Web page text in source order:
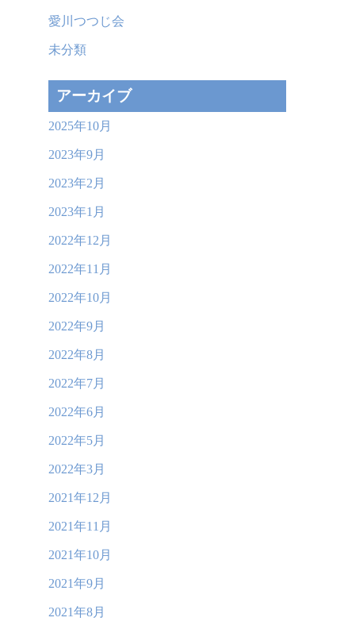
愛川つつじ会
未分類
アーカイブ
2025年10月
2023年9月
2023年2月
2023年1月
2022年12月
2022年11月
2022年10月
2022年9月
2022年8月
2022年7月
2022年6月
2022年5月
2022年3月
2021年12月
2021年11月
2021年10月
2021年9月
2021年8月